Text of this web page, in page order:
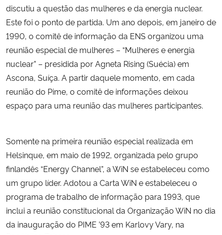
discutiu a questão das mulheres e da energia nuclear.
Este foi o ponto de partida. Um ano depois, em janeiro de
1990, o comitê de informação da ENS organizou uma
reunião especial de mulheres – “Mulheres e energia
nuclear” – presidida por Agneta Rising (Suécia) em
Ascona, Suíça. A partir daquele momento, em cada
reunião do Pime, o comitê de informações deixou
espaço para uma reunião das mulheres participantes.
Somente na primeira reunião especial realizada em
Helsinque, em maio de 1992, organizada pelo grupo
finlandês “Energy Channel”, a WiN se estabeleceu como
um grupo líder. Adotou a Carta WiN e estabeleceu o
programa de trabalho de informação para 1993, que
inclui a reunião constitucional da Organização WiN no dia
da inauguração do PIME ’93 em Karlovy Vary, na